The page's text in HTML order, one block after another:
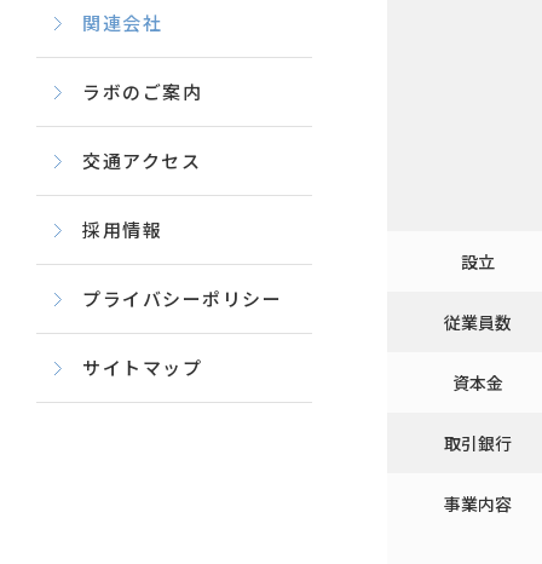
設立
従業員数
資本金
取引銀行
事業内容
関連会社
ラボのご案内
交通アクセス
採用情報
プライバシーポリシー
サイトマップ